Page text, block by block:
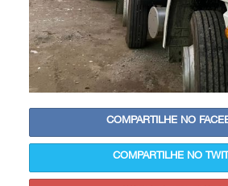
COMPARTILHE NO
COMPARTILHE NO